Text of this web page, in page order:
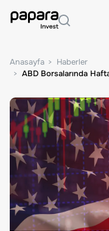
Anasayfa
Haberler
ABD Borsalarında